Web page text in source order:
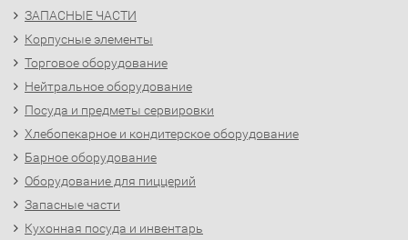
ЗАПАСНЫЕ ЧАСТИ
Корпусные элементы
Торговое оборудование
Нейтральное оборудование
Посуда и предметы сервировки
Хлебопекарное и кондитерское оборудование
Барное оборудование
Оборудование для пиццерий
Запасные части
Кухонная посуда и инвентарь